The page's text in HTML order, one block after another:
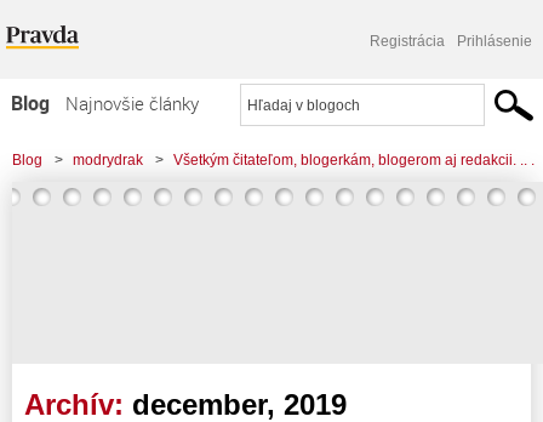
Registrácia Prihlásenie
Blog
Najnovšie články
Najčítanejšie články
Najkomentovanejšie články
Blog > modrydrak > Všetkým čitateľom, blogerkám, blogerom aj redakcii. .. .
Archív: december, 2019